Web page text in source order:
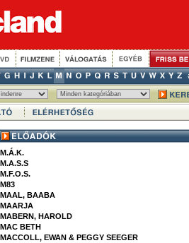
M.Á.K.
M.A.S.S
M.F.O.S.
M83
MAAL, BAABA
MAARJA
MABERN, HAROLD
MAC BETH
MACCOLL, EWAN & PEGGY SEEGER